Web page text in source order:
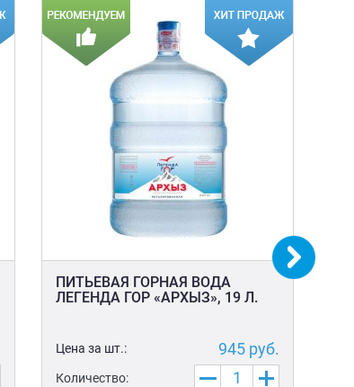
ПИТЬЕВАЯ ГОРНАЯ ВОДА
ЛЕГЕНДА ГОР «АРХЫЗ», 19 Л.
Цена за шт.: 945 руб.
Количество: